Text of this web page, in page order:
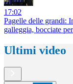
17:02
Pagelle delle grandi:
galleggia, bocciate
Ultimi video